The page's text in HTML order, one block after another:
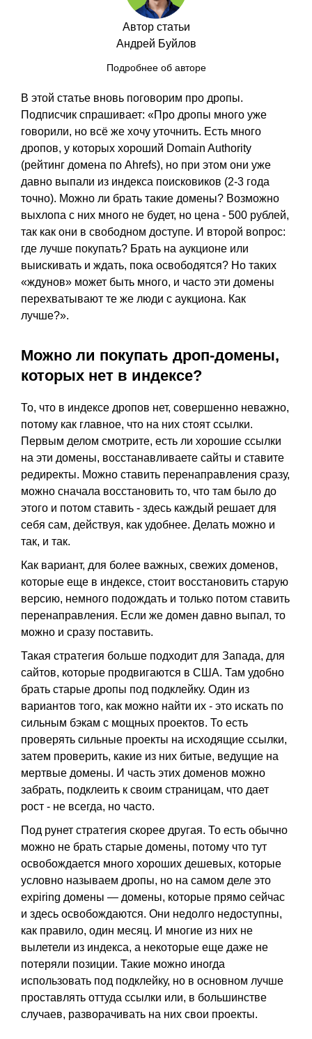
Автор статьи
Андрей Буйлов
Подробнее об авторе
В этой статье вновь поговорим про дропы.
Подписчик спрашивает: «Про дропы много уже
говорили, но всё же хочу уточнить. Есть много
дропов, у которых хороший Domain Authority
(рейтинг домена по Ahrefs), но при этом они уже
давно выпали из индекса поисковиков (2-3 года
точно). Можно ли брать такие домены? Возможно
выхлопа с них много не будет, но цена - 500 рублей,
так как они в свободном доступе. И второй вопрос:
где лучше покупать? Брать на аукционе или
выискивать и ждать, пока освободятся? Но таких
«ждунов» может быть много, и часто эти домены
перехватывают те же люди с аукциона. Как
лучше?».
Можно ли покупать дроп-домены,
которых нет в индексе?
То, что в индексе дропов нет, совершенно неважно,
потому как главное, что на них стоят ссылки.
Первым делом смотрите, есть ли хорошие ссылки
на эти домены, восстанавливаете сайты и ставите
редиректы. Можно ставить перенаправления сразу,
можно сначала восстановить то, что там было до
этого и потом ставить - здесь каждый решает для
себя сам, действуя, как удобнее. Делать можно и
так, и так.
Как вариант, для более важных, свежих доменов,
которые еще в индексе, стоит восстановить старую
версию, немного подождать и только потом ставить
перенаправления. Если же домен давно выпал, то
можно и сразу поставить.
Такая стратегия больше подходит для Запада, для
сайтов, которые продвигаются в США. Там удобно
брать старые дропы под подклейку. Один из
вариантов того, как можно найти их - это искать по
сильным бэкам с мощных проектов. То есть
проверять сильные проекты на исходящие ссылки,
затем проверить, какие из них битые, ведущие на
мертвые домены. И часть этих доменов можно
забрать, подклеить к своим страницам, что дает
рост - не всегда, но часто.
Под рунет стратегия скорее другая. То есть обычно
можно не брать старые домены, потому что тут
освобождается много хороших дешевых, которые
условно называем дропы, но на самом деле это
expiring домены — домены, которые прямо сейчас
и здесь освобождаются. Они недолго недоступны,
как правило, один месяц. И многие из них не
вылетели из индекса, а некоторые еще даже не
потеряли позиции. Такие можно иногда
использовать под подклейку, но в основном лучше
проставлять оттуда ссылки или, в большинстве
случаев, разворачивать на них свои проекты.